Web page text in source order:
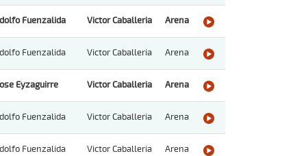
Fuenzalida Victor Caballeria Arena
Fuenzalida Victor Caballeria Arena
Eyzaguirre Victor Caballeria Arena
Fuenzalida Victor Caballeria Arena
Fuenzalida Victor Caballeria Arena